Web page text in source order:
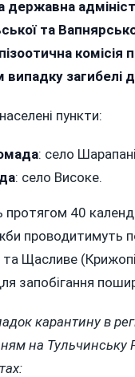
чума
по
державна
та
комісія
випадку загибелі
пункти:
: село
: село Високе.
40
проводитимуть
Щасливе
запобігання
карантину в
на Тульчинську